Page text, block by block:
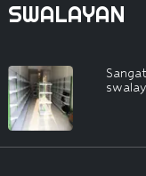
SWALAYAN